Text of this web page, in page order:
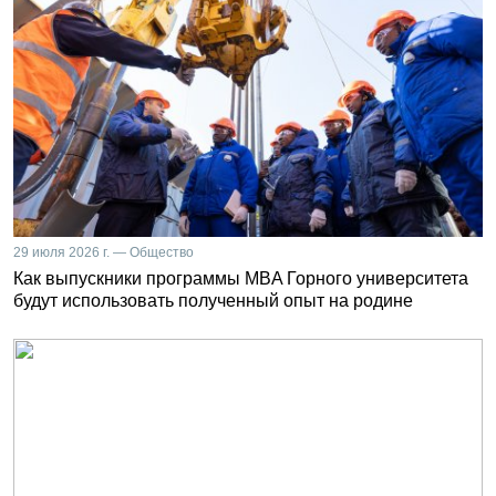
29 июля 2026 г. — Общество
Как выпускники программы MBA Горного университета
будут использовать полученный опыт на родине